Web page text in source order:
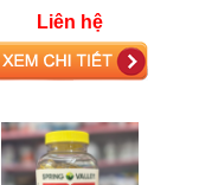
Liên hệ